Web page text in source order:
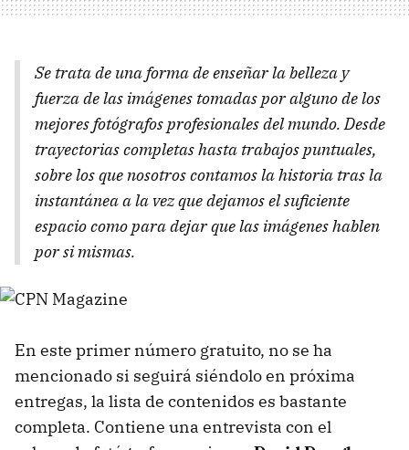
Se trata de una forma de enseñar la belleza y
fuerza de las imágenes tomadas por alguno de los
mejores fotógrafos profesionales del mundo. Desde
trayectorias completas hasta trabajos puntuales,
sobre los que nosotros contamos la historia tras la
instantánea a la vez que dejamos el suficiente
espacio como para dejar que las imágenes hablen
por si mismas.
En este primer número gratuito, no se ha
mencionado si seguirá siéndolo en próxima
entregas, la lista de contenidos es bastante
completa. Contiene una entrevista con el